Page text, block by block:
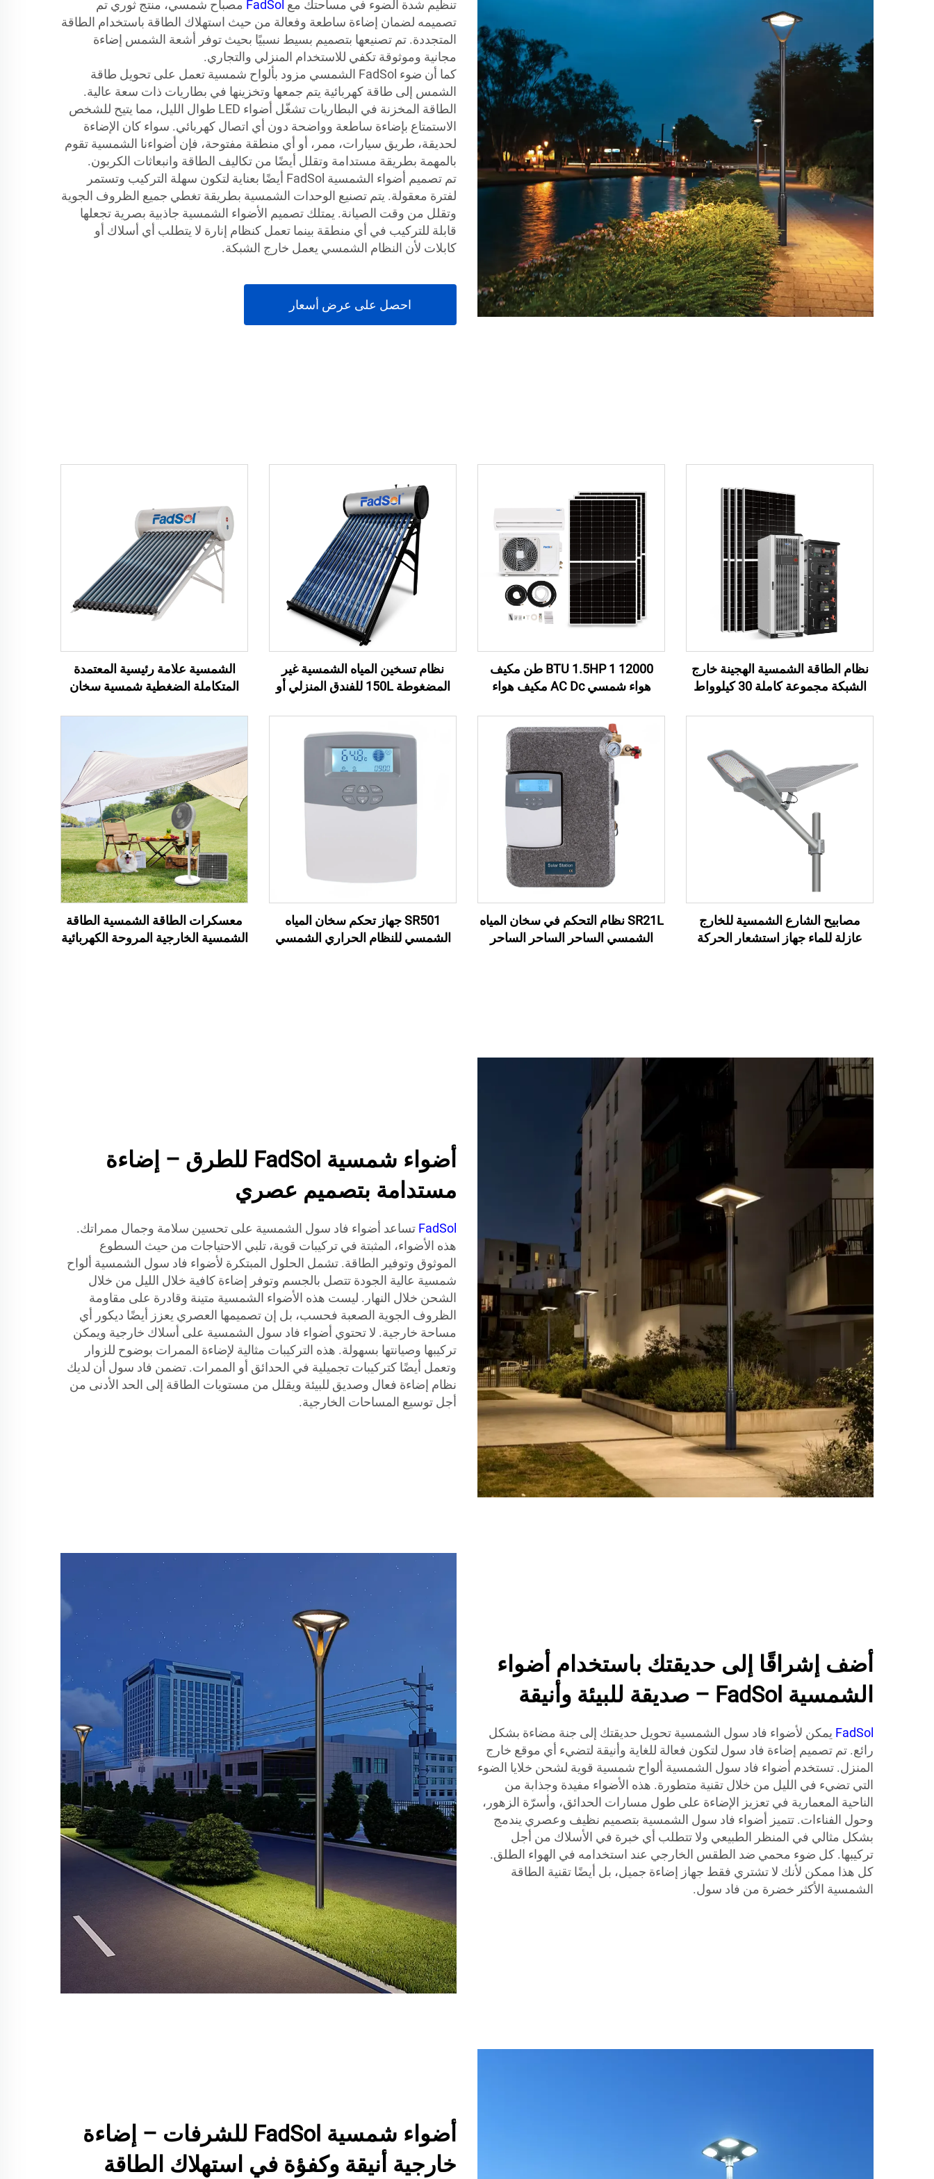
تنظيم شدة الضوء في مساحتك مع FadSol مصباح شمسي، منتج ثوري تم
تصميمه لضمان إضاءة ساطعة وفعالة من حيث استهلاك الطاقة باستخدام الطاقة
المتجددة. تم تصنيعها بتصميم بسيط نسبيًا بحيث توفر أشعة الشمس إضاءة
مجانية وموثوقة تكفي للاستخدام المنزلي والتجاري.
كما أن ضوء FadSol الشمسي مزود بألواح شمسية تعمل على تحويل طاقة
الشمس إلى طاقة كهربائية يتم جمعها وتخزينها في بطاريات ذات سعة عالية.
الطاقة المخزنة في البطاريات تشغّل أضواء LED طوال الليل، مما يتيح للشخص
الاستمتاع بإضاءة ساطعة وواضحة دون أي اتصال كهربائي. سواء كان الإضاءة
لحديقة، طريق سيارات، ممر، أو أي منطقة مفتوحة، فإن أضواءنا الشمسية تقوم
بالمهمة بطريقة مستدامة وتقلل أيضًا من تكاليف الطاقة وانبعاثات الكربون.
تم تصميم أضواء الشمسية FadSol أيضًا بعناية لتكون سهلة التركيب وتستمر
لفترة معقولة. يتم تصنيع الوحدات الشمسية بطريقة تغطي جميع الظروف الجوية
وتقلل من وقت الصيانة. يمتلك تصميم الأضواء الشمسية جاذبية بصرية تجعلها
قابلة للتركيب في أي منطقة بينما تعمل كنظام إنارة لا يتطلب أي أسلاك أو
كابلات لأن النظام الشمسي يعمل خارج الشبكة.
احصل على عرض أسعار
نظام الطاقة الشمسية الهجينة خارج
الشبكة مجموعة كاملة 30 كيلوواط
مجموعة نظام الطاقة الشمسية
12000 BTU 1.5HP 1 طن مكيف
هواء شمسي AC Dc مكيف هواء
سعر التصنيع
نظام تسخين المياه الشمسية غير
المضغوطة 150L للفندق المنزلي أو
الشمسية علامة رئيسية المعتمدة
المتكاملة الضغطية شمسية سخان
للاستخدام المنزلي سخانات المياه
مصابيح الشارع الشمسية للخارج
عازلة للماء جهاز استشعار الحركة
SR21L نظام التحكم في سخان المياه
الشمسي الساحر الساحر الساحر
SR501 جهاز تحكم سخان المياه
الشمسي للنظام الحراري الشمسي
معسكرات الطاقة الشمسية الطاقة
الشمسية الخارجية المروحة الكهربائية
أضواء شمسية FadSol للطرق – إضاءة
مستدامة بتصميم عصري
FadSol تساعد أضواء فاد سول الشمسية على تحسين سلامة وجمال ممراتك.
هذه الأضواء، المثبتة في تركيبات قوية، تلبي الاحتياجات من حيث السطوع
الموثوق وتوفير الطاقة. تشمل الحلول المبتكرة لأضواء فاد سول الشمسية ألواح
شمسية عالية الجودة تتصل بالجسم وتوفر إضاءة كافية خلال الليل من خلال
الشحن خلال النهار. ليست هذه الأضواء الشمسية متينة وقادرة على مقاومة
الظروف الجوية الصعبة فحسب، بل إن تصميمها العصري يعزز أيضًا ديكور أي
مساحة خارجية. لا تحتوي أضواء فاد سول الشمسية على أسلاك خارجية ويمكن
تركيبها وصيانتها بسهولة. هذه التركيبات مثالية لإضاءة الممرات بوضوح للزوار
وتعمل أيضًا كتركيبات تجميلية في الحدائق أو الممرات. تضمن فاد سول أن لديك
نظام إضاءة فعال وصديق للبيئة ويقلل من مستويات الطاقة إلى الحد الأدنى من
أجل توسيع المساحات الخارجية.
أضف إشراقًا إلى حديقتك باستخدام أضواء
الشمسية FadSol – صديقة للبيئة وأنيقة
FadSol يمكن لأضواء فاد سول الشمسية تحويل حديقتك إلى جنة مضاءة بشكل
رائع. تم تصميم إضاءة فاد سول لتكون فعالة للغاية وأنيقة لتضيء أي موقع خارج
المنزل. تستخدم أضواء فاد سول الشمسية ألواح شمسية قوية لشحن خلايا الضوء
التي تضيء في الليل من خلال تقنية متطورة. هذه الأضواء مفيدة وجذابة من
الناحية المعمارية في تعزيز الإضاءة على طول مسارات الحدائق، وأسرّة الزهور،
وحول الفناءات. تتميز أضواء فاد سول الشمسية بتصميم نظيف وعصري يندمج
بشكل مثالي في المنظر الطبيعي ولا تتطلب أي خبرة في الأسلاك من أجل
تركيبها. كل ضوء محمي ضد الطقس الخارجي عند استخدامه في الهواء الطلق.
كل هذا ممكن لأنك لا تشتري فقط جهاز إضاءة جميل، بل أيضًا تقنية الطاقة
الشمسية الأكثر خضرة من فاد سول.
أضواء شمسية FadSol للشرفات – إضاءة
خارجية أنيقة وكفؤة في استهلاك الطاقة